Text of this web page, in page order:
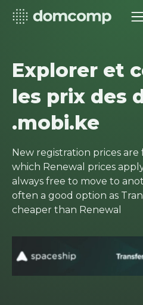
Explorer et
les prix des
.mobi.ke
New registration prices
which Renewal prices
always free to move to
often a good option as
cheaper than Renewal